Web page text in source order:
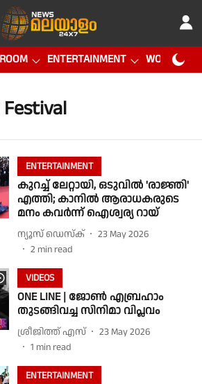
ENTERTAINMENT WORLD CUP
ENTERTAINMENT
കുറച്ച് ലേറ്റായി, ഒടുവിൽ 'രാജ്ഞി'
എത്തി; കാനിൽ ആരാധകരുടെ
മനം കവർന്ന് ഐശ്വര്യ റായ്
ന്യൂസ് ഡെസ്ക്
23 May 2026
2 min read
VIDEOS
ONE LINE | ജോൺ എബ്രഹാം
തുടങ്ങിവച്ച സിനിമാ വിപ്ലവം
ശ്രീജിത്ത് എസ്
23 May 2026
1 min read
ENTERTAINMENT